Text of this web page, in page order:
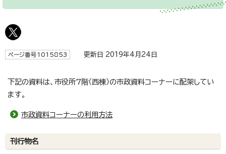
ページ番号1015853 更新日 2019年4月24日
下記の資料は、市役所7階（西棟）の市政資料コーナーに配架してい
ます。
市政資料コーナーの利用方法
刊行物名